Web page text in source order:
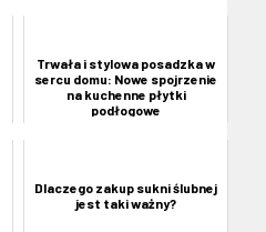
Trwała i stylowa posadzka w
sercu domu: Nowe spojrzenie
na kuchenne płytki
podłogowe
Dlaczego zakup sukni ślubnej
jest taki ważny?